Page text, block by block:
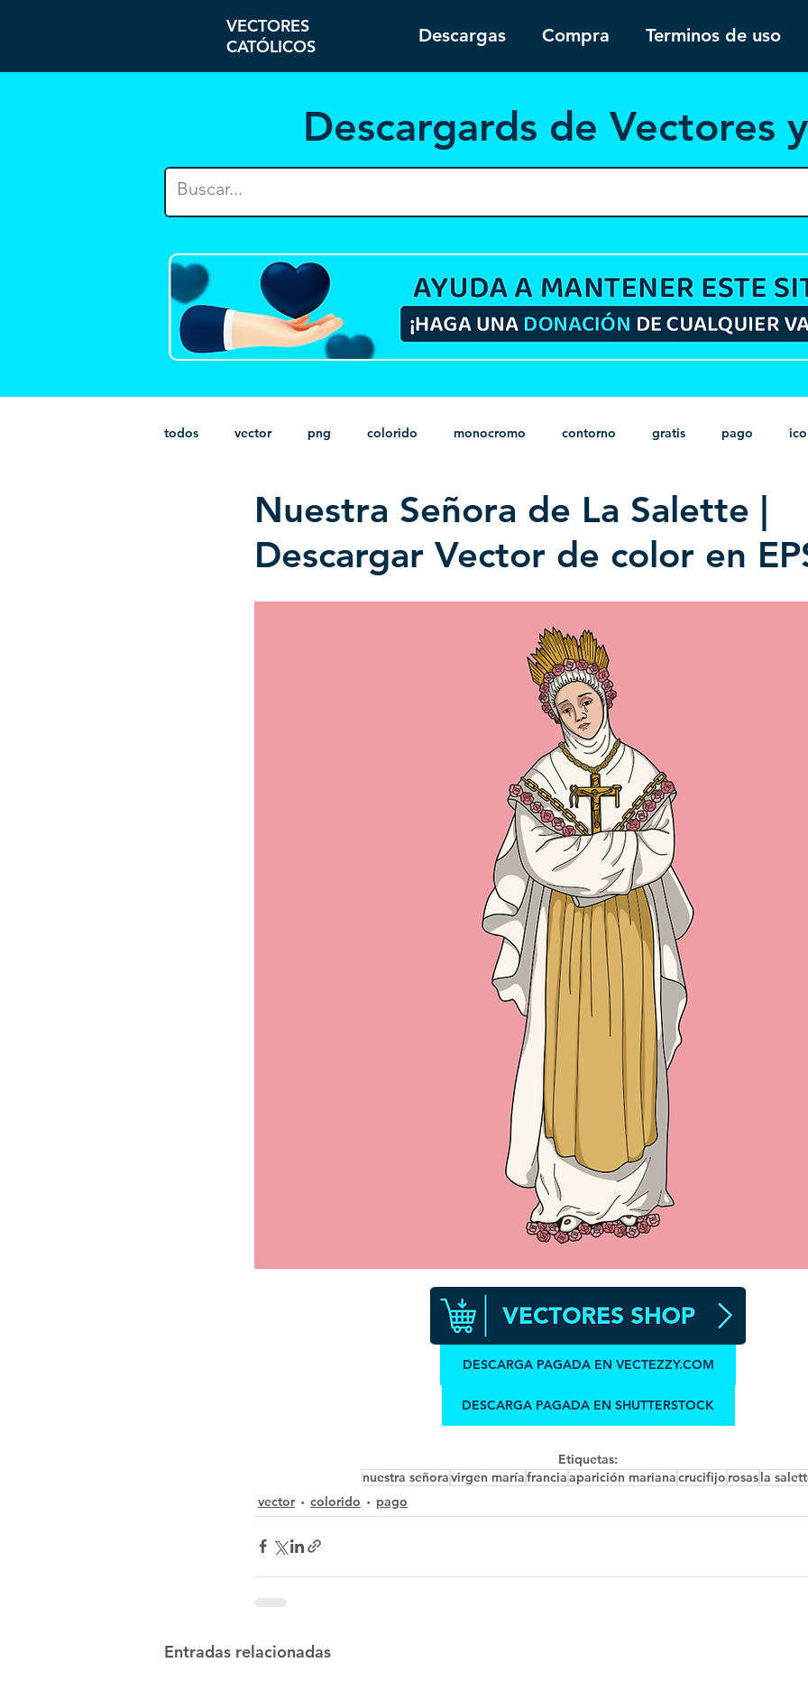
VECTORES
CATÓLICOS
Descargas Compra Terminos de uso
Descargards de Vectores
todos vector png colorido monocromo contorno gratis pago
estampado paquetes infantil HD sin fondo minimalista psd
Nuestra Señora de La Salette |
Descargar Vector de color en
DESCARGA PAGADA EN VECTEZZY.COM
DESCARGA PAGADA EN SHUTTERSTOCK
Etiquetas:
nuestra señoravirgen maríafranciaaparición marianacrucifijo rosasla
vector
colorido pago
Entradas relacionadas